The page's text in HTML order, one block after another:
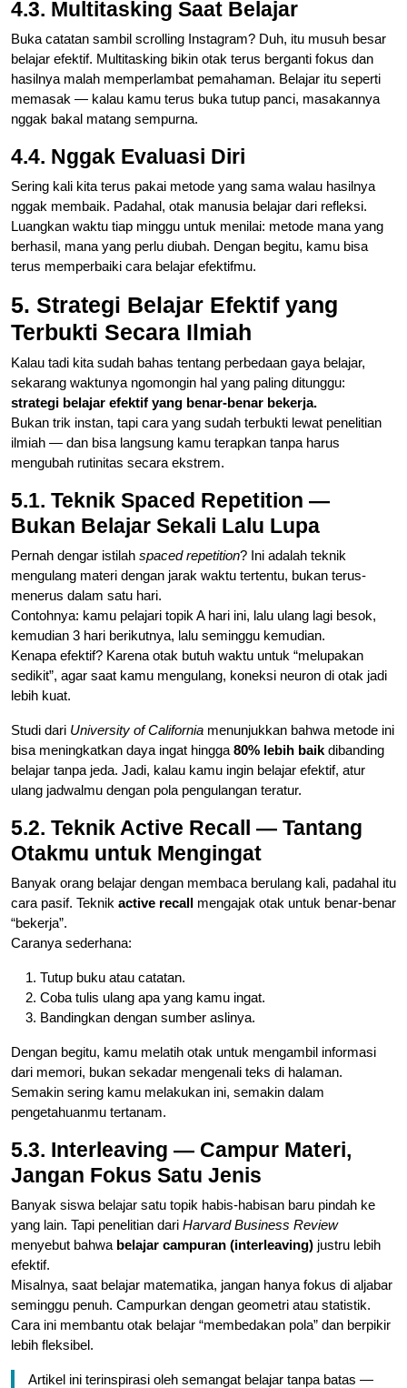
4.3. Multitasking Saat Belajar
Buka catatan sambil scrolling Instagram? Duh, itu musuh besar
belajar efektif. Multitasking bikin otak terus berganti fokus dan
hasilnya malah memperlambat pemahaman. Belajar itu seperti
memasak — kalau kamu terus buka tutup panci, masakannya
nggak bakal matang sempurna.
4.4. Nggak Evaluasi Diri
Sering kali kita terus pakai metode yang sama walau hasilnya
nggak membaik. Padahal, otak manusia belajar dari refleksi.
Luangkan waktu tiap minggu untuk menilai: metode mana yang
berhasil, mana yang perlu diubah. Dengan begitu, kamu bisa
terus memperbaiki cara belajar efektifmu.
5. Strategi Belajar Efektif yang
Terbukti Secara Ilmiah
Kalau tadi kita sudah bahas tentang perbedaan gaya belajar,
sekarang waktunya ngomongin hal yang paling ditunggu:
strategi belajar efektif yang benar-benar bekerja.
Bukan trik instan, tapi cara yang sudah terbukti lewat penelitian
ilmiah — dan bisa langsung kamu terapkan tanpa harus
mengubah rutinitas secara ekstrem.
5.1. Teknik Spaced Repetition —
Bukan Belajar Sekali Lalu Lupa
Pernah dengar istilah spaced repetition? Ini adalah teknik
mengulang materi dengan jarak waktu tertentu, bukan terus-
menerus dalam satu hari.
Contohnya: kamu pelajari topik A hari ini, lalu ulang lagi besok,
kemudian 3 hari berikutnya, lalu seminggu kemudian.
Kenapa efektif? Karena otak butuh waktu untuk “melupakan
sedikit”, agar saat kamu mengulang, koneksi neuron di otak jadi
lebih kuat.
Studi dari University of California menunjukkan bahwa metode ini
bisa meningkatkan daya ingat hingga 80% lebih baik dibanding
belajar tanpa jeda. Jadi, kalau kamu ingin belajar efektif, atur
ulang jadwalmu dengan pola pengulangan teratur.
5.2. Teknik Active Recall — Tantang
Otakmu untuk Mengingat
Banyak orang belajar dengan membaca berulang kali, padahal itu
cara pasif. Teknik active recall mengajak otak untuk benar-benar
“bekerja”.
Caranya sederhana:
Tutup buku atau catatan.
Coba tulis ulang apa yang kamu ingat.
Bandingkan dengan sumber aslinya.
Dengan begitu, kamu melatih otak untuk mengambil informasi
dari memori, bukan sekadar mengenali teks di halaman.
Semakin sering kamu melakukan ini, semakin dalam
pengetahuanmu tertanam.
5.3. Interleaving — Campur Materi,
Jangan Fokus Satu Jenis
Banyak siswa belajar satu topik habis-habisan baru pindah ke
yang lain. Tapi penelitian dari Harvard Business Review
menyebut bahwa belajar campuran (interleaving) justru lebih
efektif.
Misalnya, saat belajar matematika, jangan hanya fokus di aljabar
seminggu penuh. Campurkan dengan geometri atau statistik.
Cara ini membantu otak belajar “membedakan pola” dan berpikir
lebih fleksibel.
Artikel ini terinspirasi oleh semangat belajar tanpa batas —